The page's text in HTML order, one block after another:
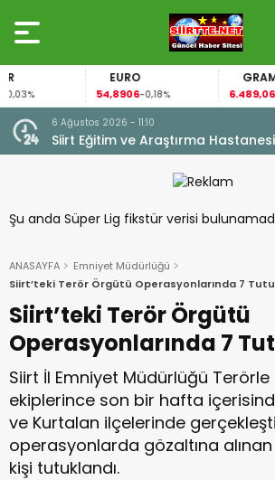
EURO
54,8906-0,18%
GRAM
6.489,06-
6 Ağustos 2026 - 08:56
İl Sağlık Müdürümüz Uzm. Dr.
Kurtalan Sağlıklı Hayat
Şu anda Süper Lig fikstür verisi
ANASAYFA
Emniyet Müdürlüğü
Siirt’teki Terör Örgütü Operasyonlarında 7
Siirt’teki Terör Örgütü
Operasyonlarında 7
Siirt İl Emniyet Müdürlüğü
ekiplerince son bir hafta
ve Kurtalan ilçelerinde gerçekleşti
operasyonlarda gözaltına
kişi tutuklandı.